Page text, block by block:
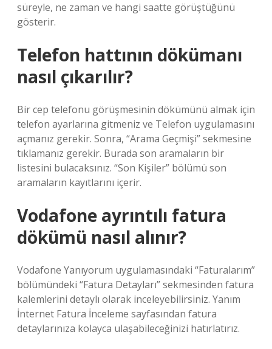
süreyle, ne zaman ve hangi saatte görüştüğünü
gösterir.
Telefon hattının dökümanı
nasıl çıkarılır?
Bir cep telefonu görüşmesinin dökümünü almak için
telefon ayarlarına gitmeniz ve Telefon uygulamasını
açmanız gerekir. Sonra, “Arama Geçmişi” sekmesine
tıklamanız gerekir. Burada son aramaların bir
listesini bulacaksınız. “Son Kişiler” bölümü son
aramaların kayıtlarını içerir.
Vodafone ayrıntılı fatura
dökümü nasıl alınır?
Vodafone Yanıyorum uygulamasındaki “Faturalarım”
bölümündeki “Fatura Detayları” sekmesinden fatura
kalemlerini detaylı olarak inceleyebilirsiniz. Yanım
İnternet Fatura İnceleme sayfasından fatura
detaylarınıza kolayca ulaşabileceğinizi hatırlatırız.